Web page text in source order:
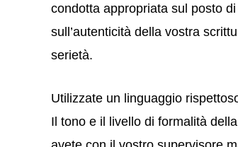
condotta appropriata sul posto
sull’autenticità della vostra
serietà.
Utilizzate un linguaggio
Il tono e il livello di formalità